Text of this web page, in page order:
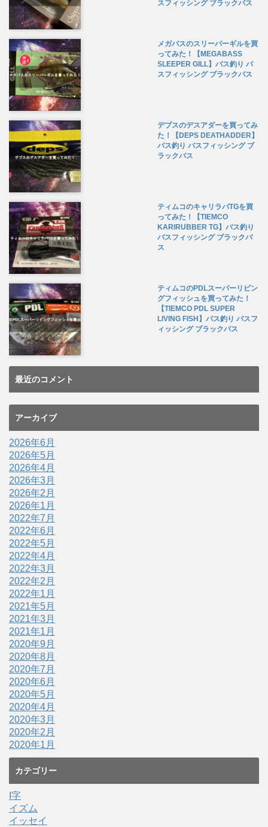
スフィッシング ブラックバス
メガバスのスリーパーギルを買
ってみた！【MEGABASS
SLEEPER GILL】バス釣り バ
スフィッシング ブラックバス
デプスのデスアダーを買ってみ
た！【DEPS DEATHADDER】
バス釣り バスフィッシング ブ
ラックバス
ティムコのキャリラバTGを買
ってみた！【TIEMCO
KARIRUBBER TG】バス釣り
バスフィッシング ブラックバ
ス
ティムコのPDLスーパーリビン
グフィッシュを買ってみた！
【TIEMCO PDL SUPER
LIVING FISH】バス釣り バスフ
ィッシング ブラックバス
最近のコメント
アーカイブ
2026年6月
2026年5月
2026年4月
2026年3月
2026年2月
2026年1月
2022年7月
2022年6月
2022年5月
2022年4月
2022年3月
2022年2月
2022年1月
2021年5月
2021年3月
2021年1月
2020年9月
2020年8月
2020年7月
2020年6月
2020年5月
2020年4月
2020年3月
2020年2月
2020年1月
カテゴリー
I字
イズム
イッセイ